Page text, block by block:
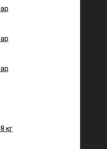
кг